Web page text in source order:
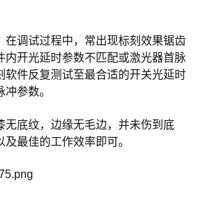
在调试过程中，常出现标刻效果锯齿
内开光延时参数不匹配或激光器首脉
软件反复测试至最合适的开关光延时
参数。
无底纹，边缘无毛边，并未伤到底
最佳的工作效率即可。